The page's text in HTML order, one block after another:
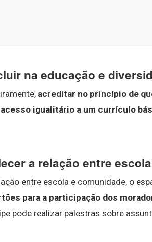
na educação e
acreditar no princípio de
igualitário a um currículo
a relação entre
entre escola e comunidade, o
para a participação dos
pode realizar palestras sobre